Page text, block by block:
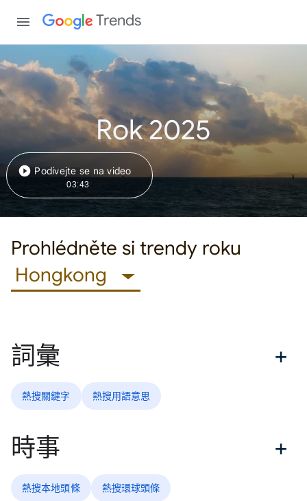
Trends
Rok 2025
Podívejte se na video
03:43
Prohlédněte si trendy roku
Hongkong
詞彙
熱搜關鍵字 熱搜用語意思
時事
熱搜本地頭條 熱搜環球頭條